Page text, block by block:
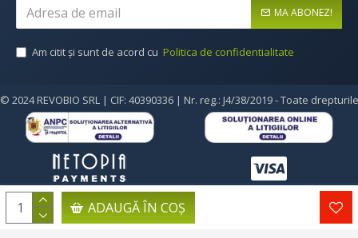
ADAUGĂ ÎN COŞ
MA ABONEZ!
Am citit şi sunt de acord cu Politica de confidentialitate
© 2024 REVOBIO SRL | CIF: 40390336 | Nr. reg.: J4/38/2019 - Toate